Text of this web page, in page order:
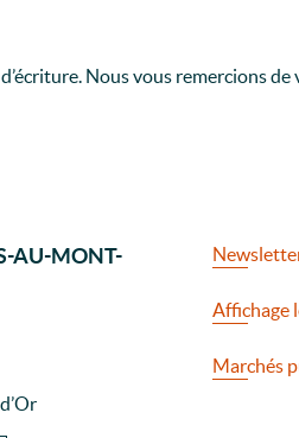
Nous vous remercions
AU-MONT-
Affichage
Marchés